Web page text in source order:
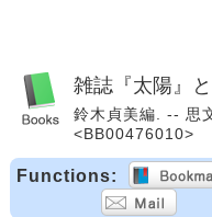
雑誌『太陽』
鈴木貞美編. -- 思
<BB00476010>
Functions: